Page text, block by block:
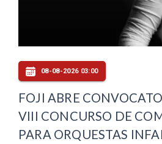
08-08-2026 03:00
FOJI ABRE
VIII CONCURSO DE
PARA ORQUESTAS